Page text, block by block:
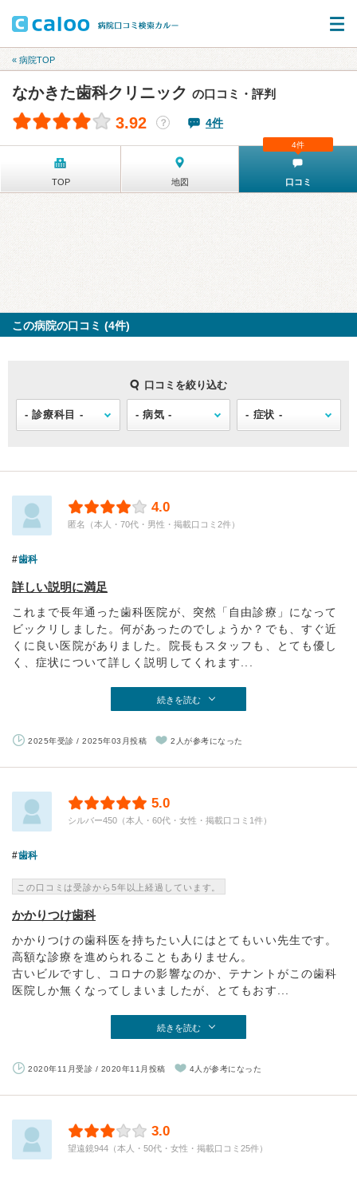
« 病院TOP
なかきた歯科クリニック の口コミ・評判
3.92 ？ 4件
TOP 地図 口コミ
4件
この病院の口コミ (4件)
口コミを絞り込む
4.0
匿名（本人・70代・男性・掲載口コミ2件）
歯科
詳しい説明に満足
これまで長年通った歯科医院が、突然「自由診療」になって
ビックリしました。何があったのでしょうか？でも、すぐ近
くに良い医院がありました。院長もスタッフも、とても優し
く、症状について詳しく説明してくれます...
続きを読む
2025年受診 / 2025年03月投稿 2人が参考になった
5.0
シルバー450（本人・60代・女性・掲載口コミ1件）
歯科
この口コミは受診から5年以上経過しています。
かかりつけ歯科
かかりつけの歯科医を持ちたい人にはとてもいい先生です。
高額な診療を進められることもありません。
古いビルですし、コロナの影響なのか、テナントがこの歯科
医院しか無くなってしまいましたが、とてもおす...
続きを読む
2020年11月受診 / 2020年11月投稿 4人が参考になった
3.0
望遠鏡944（本人・50代・女性・掲載口コミ25件）